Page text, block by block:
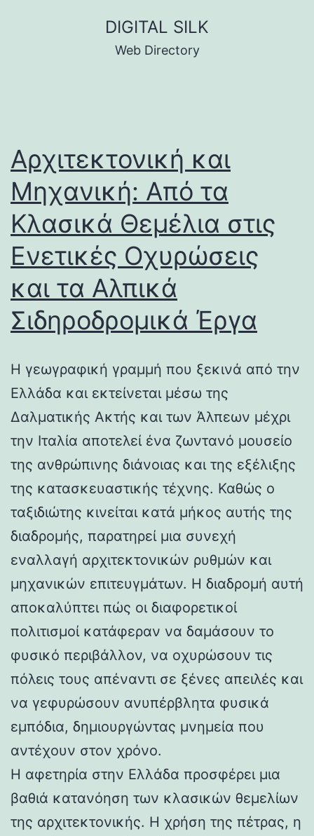
DIGITAL SILK
Web Directory
Αρχιτεκτονική και
Μηχανική: Από τα
Κλασικά Θεμέλια στις
Ενετικές Οχυρώσεις
και τα Αλπικά
Σιδηροδρομικά Έργα
Η γεωγραφική γραμμή που ξεκινά από την
Ελλάδα και εκτείνεται μέσω της
Δαλματικής Ακτής και των Άλπεων μέχρι
την Ιταλία αποτελεί ένα ζωντανό μουσείο
της ανθρώπινης διάνοιας και της εξέλιξης
της κατασκευαστικής τέχνης. Καθώς ο
ταξιδιώτης κινείται κατά μήκος αυτής της
διαδρομής, παρατηρεί μια συνεχή
εναλλαγή αρχιτεκτονικών ρυθμών και
μηχανικών επιτευγμάτων. Η διαδρομή αυτή
αποκαλύπτει πώς οι διαφορετικοί
πολιτισμοί κατάφεραν να δαμάσουν το
φυσικό περιβάλλον, να οχυρώσουν τις
πόλεις τους απέναντι σε ξένες απειλές και
να γεφυρώσουν ανυπέρβλητα φυσικά
εμπόδια, δημιουργώντας μνημεία που
αντέχουν στον χρόνο.
Η αφετηρία στην Ελλάδα προσφέρει μια
βαθιά κατανόηση των κλασικών θεμελίων
της αρχιτεκτονικής. Η χρήση της πέτρας, η